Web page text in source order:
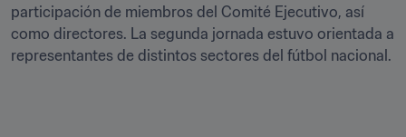
participación de miembros del Comité Ejecutivo, así
como directores. La segunda jornada estuvo orientada a
representantes de distintos sectores del fútbol nacional.